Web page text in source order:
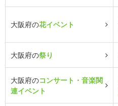
大阪府の花イベント
大阪府の祭り
大阪府のコンサート・音楽関
連イベント